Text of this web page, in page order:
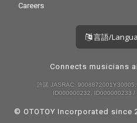
Careers
言語/
Connects musicians
許諾 JASRAC:
ID000000232, ID000000233 /
© OTOTOY Incorporated since